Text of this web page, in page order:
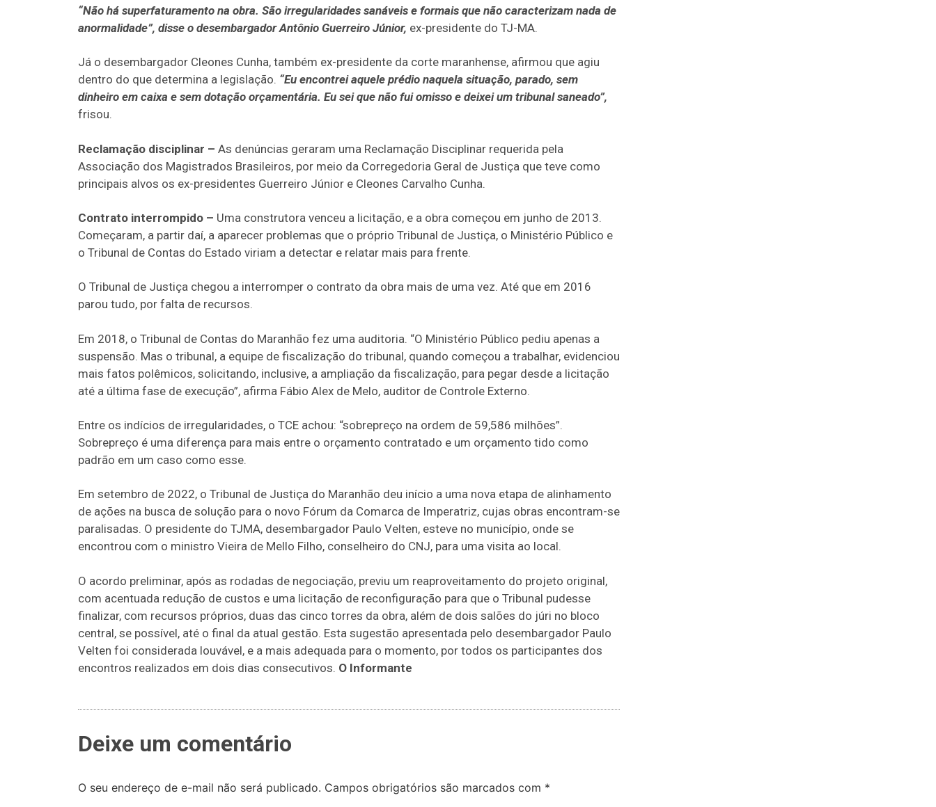
“Não há superfaturamento na obra. São irregularidades sanáveis e formais que não caracterizam nada de
anormalidade”, disse o desembargador Antônio Guerreiro Júnior, ex-presidente do TJ-MA.
Já o desembargador Cleones Cunha, também ex-presidente da corte maranhense, afirmou que agiu
dentro do que determina a legislação. “Eu encontrei aquele prédio naquela situação, parado, sem
dinheiro em caixa e sem dotação orçamentária. Eu sei que não fui omisso e deixei um tribunal saneado”,
frisou.
Reclamação disciplinar – As denúncias geraram uma Reclamação Disciplinar requerida pela
Associação dos Magistrados Brasileiros, por meio da Corregedoria Geral de Justiça que teve como
principais alvos os ex-presidentes Guerreiro Júnior e Cleones Carvalho Cunha.
Contrato interrompido – Uma construtora venceu a licitação, e a obra começou em junho de 2013.
Começaram, a partir daí, a aparecer problemas que o próprio Tribunal de Justiça, o Ministério Público e
o Tribunal de Contas do Estado viriam a detectar e relatar mais para frente.
O Tribunal de Justiça chegou a interromper o contrato da obra mais de uma vez. Até que em 2016
parou tudo, por falta de recursos.
Em 2018, o Tribunal de Contas do Maranhão fez uma auditoria. “O Ministério Público pediu apenas a
suspensão. Mas o tribunal, a equipe de fiscalização do tribunal, quando começou a trabalhar, evidenciou
mais fatos polêmicos, solicitando, inclusive, a ampliação da fiscalização, para pegar desde a licitação
até a última fase de execução”, afirma Fábio Alex de Melo, auditor de Controle Externo.
Entre os indícios de irregularidades, o TCE achou: “sobrepreço na ordem de 59,586 milhões”.
Sobrepreço é uma diferença para mais entre o orçamento contratado e um orçamento tido como
padrão em um caso como esse.
Em setembro de 2022, o Tribunal de Justiça do Maranhão deu início a uma nova etapa de alinhamento
de ações na busca de solução para o novo Fórum da Comarca de Imperatriz, cujas obras encontram-se
paralisadas. O presidente do TJMA, desembargador Paulo Velten, esteve no município, onde se
encontrou com o ministro Vieira de Mello Filho, conselheiro do CNJ, para uma visita ao local.
O acordo preliminar, após as rodadas de negociação, previu um reaproveitamento do projeto original,
com acentuada redução de custos e uma licitação de reconfiguração para que o Tribunal pudesse
finalizar, com recursos próprios, duas das cinco torres da obra, além de dois salões do júri no bloco
central, se possível, até o final da atual gestão. Esta sugestão apresentada pelo desembargador Paulo
Velten foi considerada louvável, e a mais adequada para o momento, por todos os participantes dos
encontros realizados em dois dias consecutivos. O Informante
Deixe um comentário
O seu endereço de e-mail não será publicado. Campos obrigatórios são marcados com *